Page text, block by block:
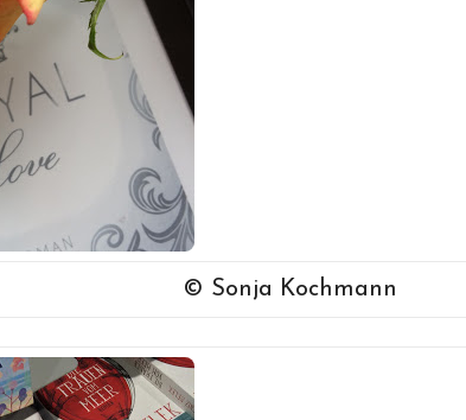
© Sonja Kochmann